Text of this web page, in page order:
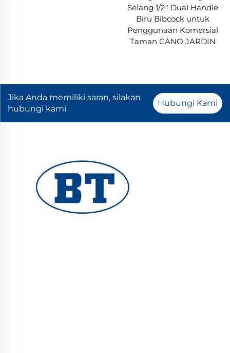
Selang 1/2" Dual Handle
Biru Bibcock untuk
Penggunaan Komersial
Taman CANO JARDIN
Jika Anda memiliki saran, silakan
hubungi kami
Hubungi Kami